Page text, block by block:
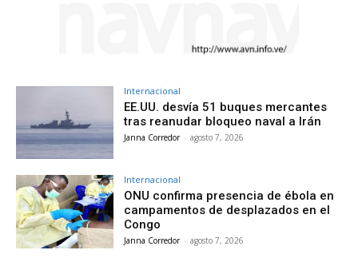
Internacional
EE.UU. desvía 51 buques mercantes
tras reanudar bloqueo naval a Irán
Janna Corredor - agosto 7, 2026
Internacional
ONU confirma presencia de ébola en
campamentos de desplazados en el
Congo
Janna Corredor - agosto 7, 2026